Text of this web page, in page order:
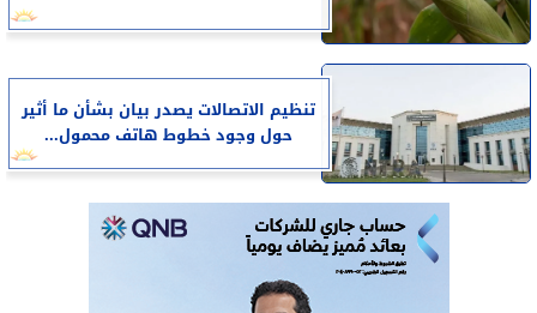
تنظيم الاتصالات يصدر بيان بشأن ما أثير
حول وجود خطوط هاتف محمول...